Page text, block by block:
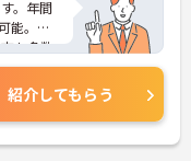
。年間
能。産
も多数
ながら
勉強会
サポー
へのキ
まで幅広
紹介してもらう